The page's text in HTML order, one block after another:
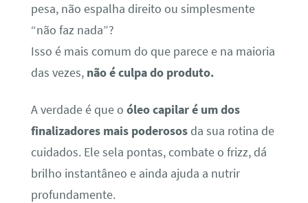
pesa, não espalha direito ou simplesmente
“não faz nada”?
Isso é mais comum do que parece e na maioria
das vezes, não é culpa do produto.
A verdade é que o óleo capilar é um dos
finalizadores mais poderososda sua rotina de
cuidados. Ele sela pontas, combate o frizz, dá
brilho instantâneo e ainda ajuda a nutrir
profundamente.